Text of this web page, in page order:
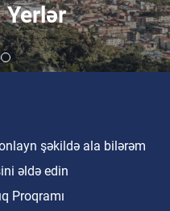
Yerlər
şəkildə ala bilərəm
əldə edin
Proqramı